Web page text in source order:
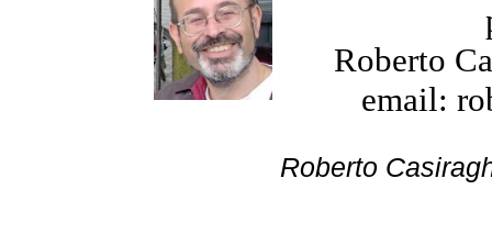
Roberto
email:
Roberto